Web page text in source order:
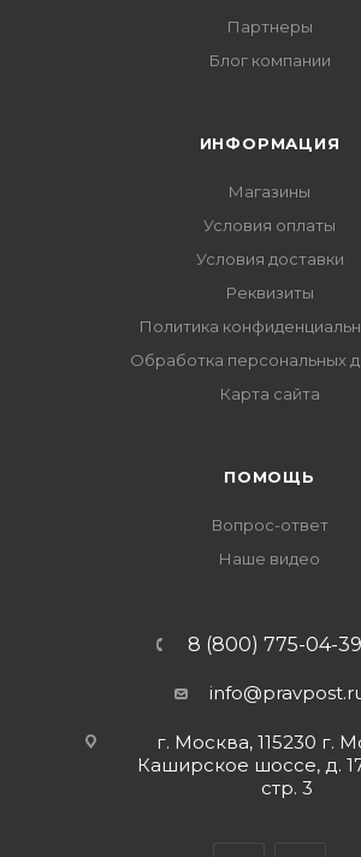
Партнеры
Блог компании
ИНФОРМАЦИЯ
Магазины
Условия оплаты
Условия доставки
Реквизиты
Политика
Обработка персональных
Карта сайта
ПОМОЩЬ
Вопрос-ответ
Наше видео
8 (800) 775-04-39
г. Москва, 115230 г.
Каширское шоссе, д.
стр. 3